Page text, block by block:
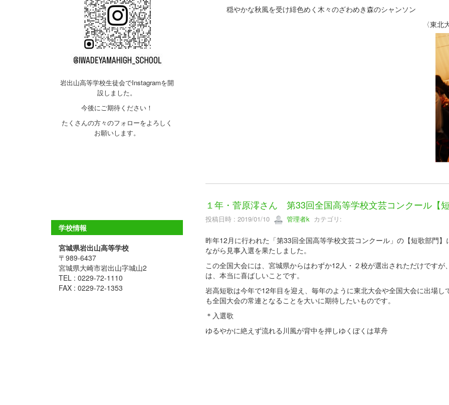
穏やかな秋風を受け緋色めく木々のざわめき森のシャンソン
〈東北大会・短歌分科会
１年・菅原澪さん 第33回全国高等学校文芸コンクール【
投稿日時 : 2019/01/10 管理者kカテゴリ:
昨年12月に行われた「第33回全国高等学校文芸コンクール」の【短歌部門
ながら見事入選を果たしました。
この全国大会には、宮城県からはわずか12人・２校が選出されただけです
は、本当に喜ばしいことです。
岩高短歌は今年で12年目を迎え、毎年のように東北大会や全国大会に出場
も全国大会の常連となることを大いに期待したいものです。
＊入選歌
ゆるやかに絶えず流れる川風が背中を押しゆくぼくは草舟
岩出山高等学校生徒会でInstagramを開
設しました。
今後にご期待ください！
たくさんの方々のフォローをよろしく
お願いします。
学校情報
宮城県岩出山高等学校
〒989-6437
宮城県大崎市岩出山字城山2
TEL : 0229-72-1110
FAX : 0229-72-1353